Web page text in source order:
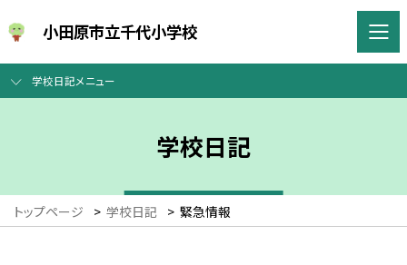
小田原市立千代小学校
学校日記メニュー
学校日記
トップページ > 学校日記 > 緊急情報